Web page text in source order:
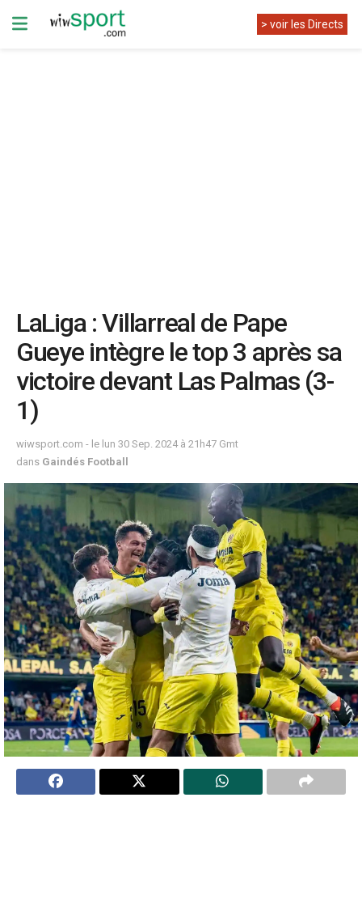
> voir les Directs
LaLiga : Villarreal de Pape
Gueye intègre le top 3 après sa
victoire devant Las Palmas (3-
1)
wiwsport.com - le lun 30 Sep. 2024 à 21h47 Gmt
dans Gaindés Football